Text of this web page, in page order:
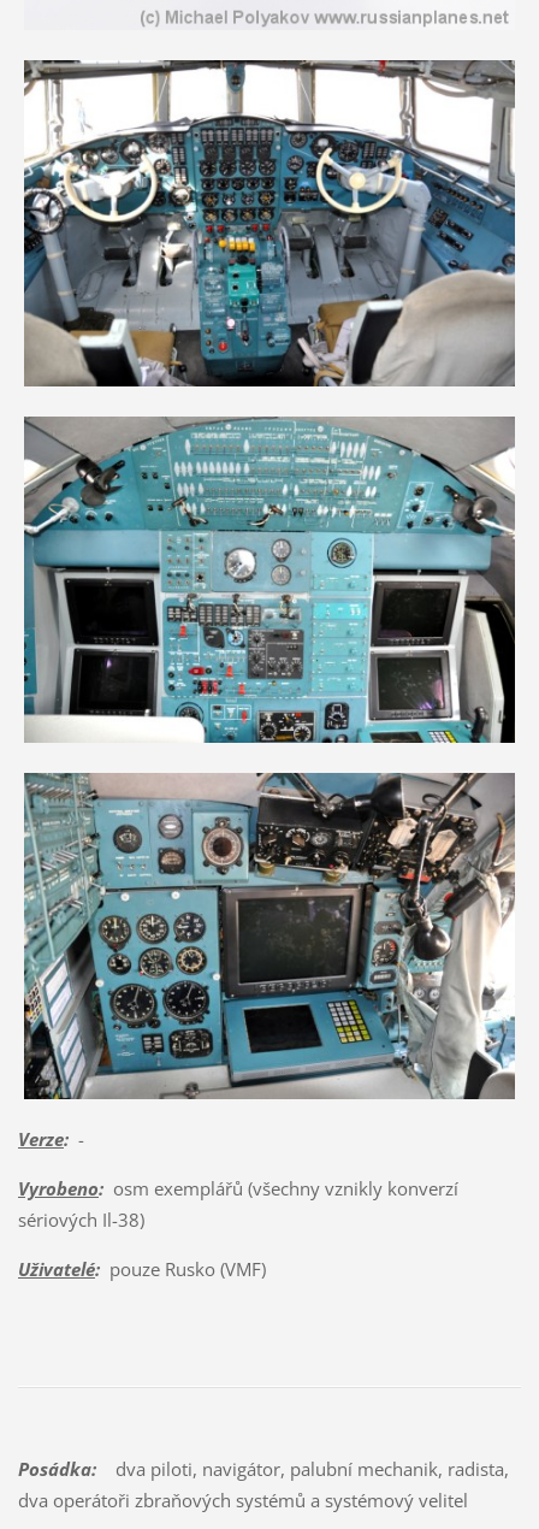
Verze:-
Vyrobeno:osm exemplářů (všechny vznikly konverzí
sériových Il-38)
Uživatelé:pouze Rusko (VMF)
Posádka:dva piloti, navigátor, palubní mechanik, radista,
dva operátoři zbraňových systémů a systémový velitel